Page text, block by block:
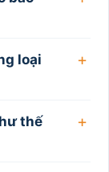
loại
thế